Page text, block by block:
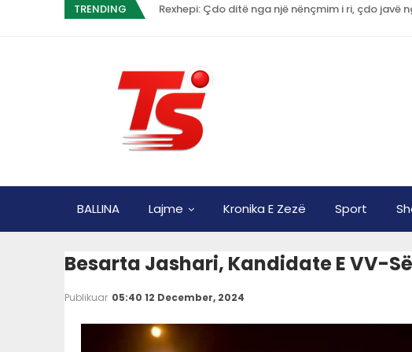
TRENDING Rexhepi: Çdo ditë nga një nënçmim i ri, çdo javë
BALLINA Lajme Kronika E Zezë Sport
Besarta Jashari, Kandidate E VV-
Publikuar 05:40 12 December, 2024